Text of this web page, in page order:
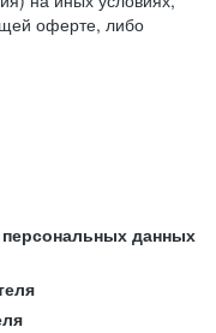
оферте, либо
данных